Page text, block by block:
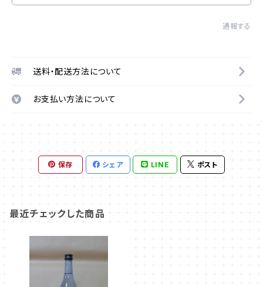
通報する
送料・配送方法について
お支払い方法について
保存 シェア LINE ポスト
最近チェックした商品